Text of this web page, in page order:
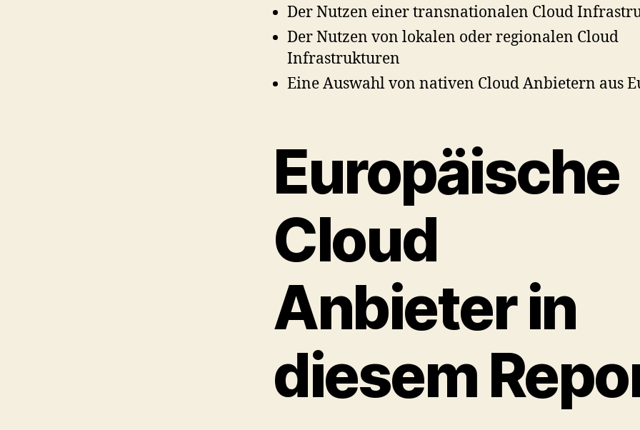
Der Nutzen einer transnationalen Cloud
Der Nutzen von lokalen oder regionalen Cloud
Infrastrukturen
Eine Auswahl von nativen Cloud Anbietern aus
Europäische
Cloud
Anbieter in
diesem